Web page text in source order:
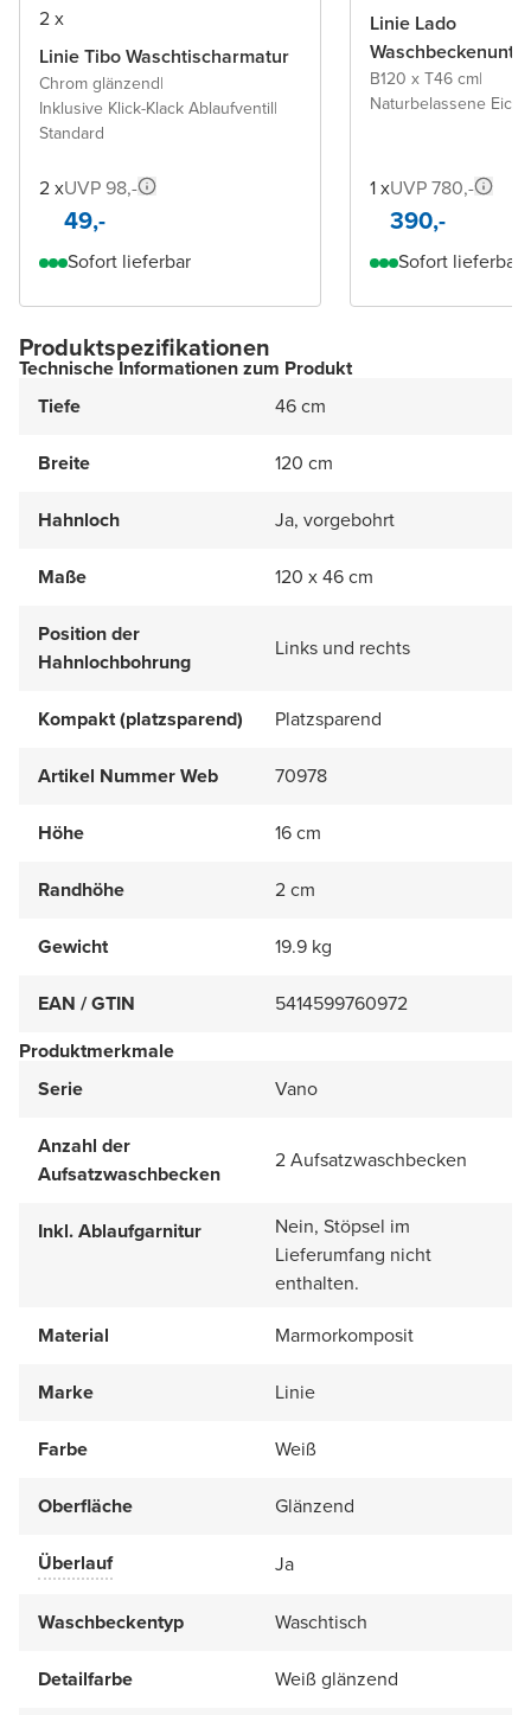
2 x
Linie Tibo Waschtischarmatur
Chrom glänzend|
Inklusive Klick-Klack Ablaufventil|
Standard
2 xUVP 98,-
49,-
Sofort lieferbar
Linie Lado
B120 x T46 cm|
Naturbelassene Eiche
1 xUVP 780,-
390,-
Sofort lieferbar
Produktspezifikationen
Technische Informationen zum Produkt
Tiefe
46 cm
Breite 120 cm
Hahnloch Ja, vorgebohrt
Maße 120 x 46 cm
Position der
Hahnlochbohrung
Links und rechts
Kompakt (platzsparend) Platzsparend
Artikel Nummer Web 70978
Höhe 16 cm
Randhöhe 2 cm
Gewicht 19.9 kg
EAN / GTIN
5414599760972
Produktmerkmale
Serie
Vano
Anzahl der
Aufsatzwaschbecken
2 Aufsatzwaschbecken
Inkl. Ablaufgarnitur
Nein, Stöpsel im
Lieferumfang nicht
enthalten.
Material
Marmorkomposit
Marke Linie
Farbe Weiß
Oberfläche Glänzend
Überlauf Ja
Waschbeckentyp Waschtisch
Detailfarbe Weiß glänzend